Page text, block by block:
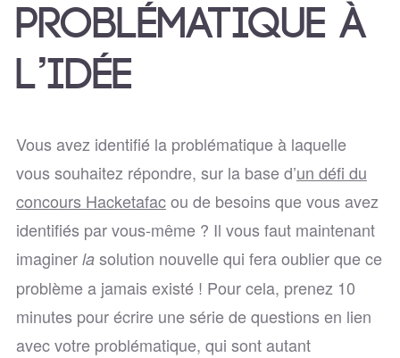
PROBLÉMATIQUE À
L’IDÉE
Vous avez identifié la problématique à laquelle
vous souhaitez répondre, sur la base d’un défi du
concours Hacketafacou de besoins que vous avez
identifiés par vous-même ? Il vous faut maintenant
imaginer lasolution nouvelle qui fera oublier que ce
problème a jamais existé ! Pour cela, prenez 10
minutes pour écrire une série de questions en lien
avec votre problématique, qui sont autant